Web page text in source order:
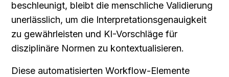
beschleunigt, bleibt die menschliche Validierung
unerlässlich, um die Interpretationsgenauigkeit
zu gewährleisten und KI-Vorschläge für
disziplinäre Normen zu kontextualisieren.
Diese automatisierten Workflow-Elemente